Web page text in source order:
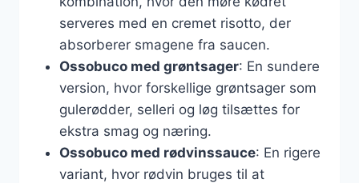
serveres med en cremet risotto, der
absorberer smagene fra saucen.
Ossobuco med grøntsager: En sundere
version, hvor forskellige grøntsager som
gulerødder, selleri og løg tilsættes for
ekstra smag og næring.
Ossobuco med rødvinssauce: En rigere
variant, hvor rødvin bruges til at